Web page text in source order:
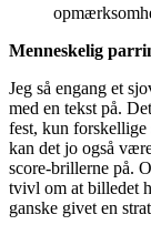
Menneskelig
Jeg så engang et
med en tekst på.
fest, kun forskellige
kan det jo også
score-brillerne på.
tvivl om at billedet
ganske givet en